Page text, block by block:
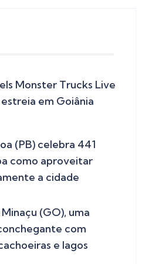
Monster Trucks Live
em Goiânia
(PB) celebra 441
como aproveitar
a cidade
(GO), uma
com
e lagos